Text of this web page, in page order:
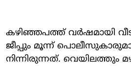
കഴിഞ്ഞപത്ത് വര്‍ഷമായി
ജീപ്പും മൂന്ന്
നിന്നിരുന്നത്. വെയിലത്തും